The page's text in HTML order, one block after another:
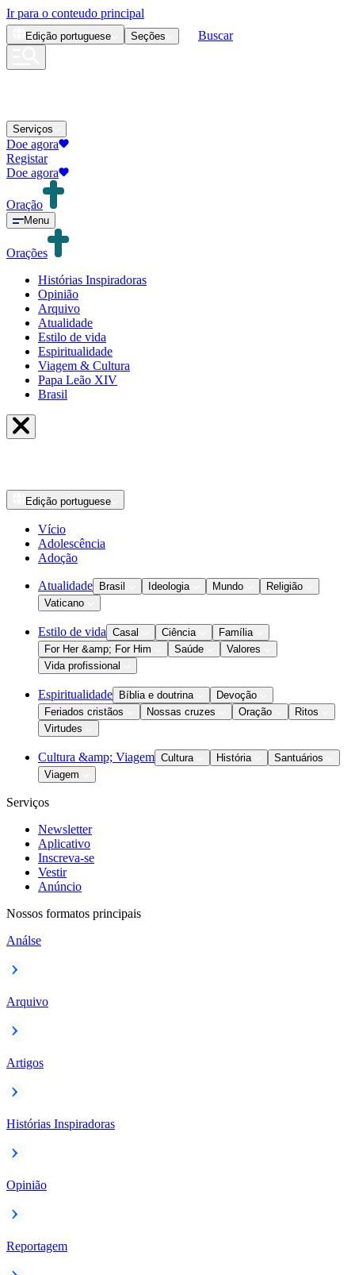
Ir para o conteudo principal
Edição portuguese Seções Buscar
Serviços
Doe agora
Registar
Doe agora
Oração
Menu
Orações
Histórias Inspiradoras
Opinião
Arquivo
Atualidade
Estilo de vida
Espiritualidade
Viagem & Cultura
Papa Leão XIV
Brasil
Edição portuguese
Vício
Adolescência
Adoção
Atualidade Brasil Ideologia Mundo
Religião
Vaticano
Estilo de vida Casal Ciência
Família
For Her &amp; For Him
Saúde
Valores
Vida profissional
Espiritualidade Bíblia e doutrina
Devoção
Feriados cristãos
Nossas cruzes Oração
Ritos
Virtudes
Cultura &amp; Viagem Cultura História
Santuários
Viagem
Serviços
Newsletter
Aplicativo
Inscreva-se
Vestir
Anúncio
Nossos formatos principais
Análse
Arquivo
Artigos
Histórias Inspiradoras
Opinião
Reportagem